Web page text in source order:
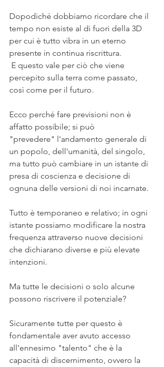
Dopodiché dobbiamo ricordare che il
tempo non esiste al di fuori della 3D
per cui è tutto vibra in un eterno
presente in continua riscrittura.
percepito sulla terra come passato,
così come per il futuro.
Ecco perché fare previsioni non è
affatto possibile; si può
"prevedere" l'andamento generale di
un popolo, dell'umanità, del singolo,
ma tutto può cambiare in un istante di
presa di coscienza e decisione di
ognuna delle versioni di noi incarnate.
Tutto è temporaneo e relativo; in ogni
istante possiamo modificare la nostra
frequenza attraverso nuove decisioni
che dichiarano diverse e più elevate
intenzioni.
Ma tutte le decisioni o solo alcune
possono riscrivere il potenziale?
Sicuramente tutte per questo è
fondamentale aver avuto accesso
all'ennesimo "talento" che è la
capacità di discernimento, ovvero la